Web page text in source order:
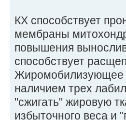
КХ способствует
мембраны
повышения
способствует
Жиромобилизующее
наличием трех
"сжигать" жировую
избыточного веса и